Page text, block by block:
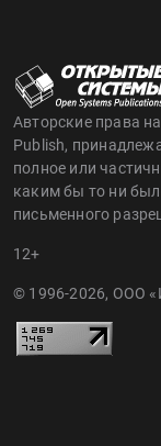
Авторские права
Publish,
полное или
каким бы то ни
письменного
12+
© 1996-2026, ООО